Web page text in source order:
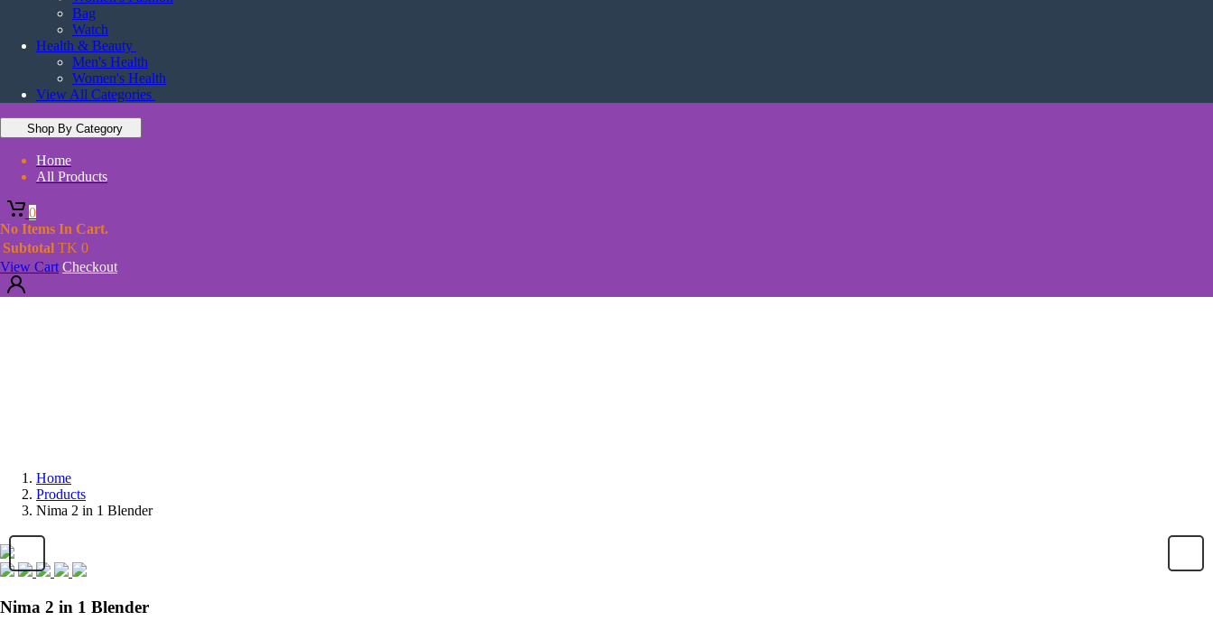
Bag
Watch
Health & Beauty
Men's Health
Women's Health
View All Categories
Shop By Category
Home
All Products
0
No Items In Cart.
Subtotal TK 0
View Cart Checkout
Home
Products
Nima 2 in 1 Blender
Nima 2 in 1 Blender